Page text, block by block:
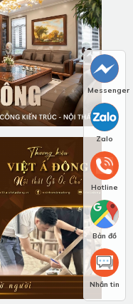
Messenger
Zalo
Hotline
Bản đồ
Nhắn tin